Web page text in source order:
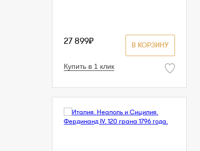
В КОРЗИНУ
27 899₽
Купить в 1 клик